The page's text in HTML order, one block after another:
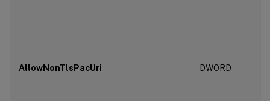
AllowNonTlsPacUri DWORD